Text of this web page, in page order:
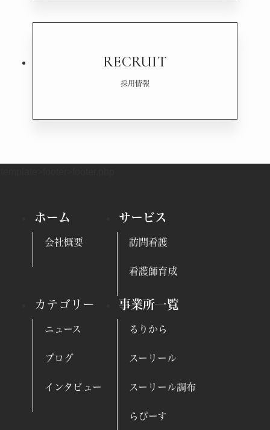
RECRUIT
採用情報
ホーム
会社概要
サービス
訪問看護
看護師育成
カテゴリー
ニュース
ブログ
インタビュー
事業所一覧
るりから
スーリール
スーリール調布
らぴーす